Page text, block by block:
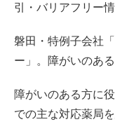
引・バリアフリー
磐田・特例子会社
ー」。障がいのあ
障がいのある方に
での主な対応薬局